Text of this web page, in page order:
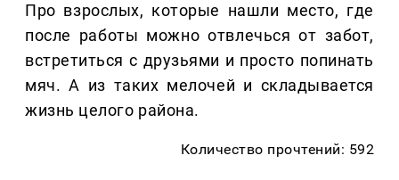
Про взрослых, которые нашли место, где
после работы можно отвлечься от забот,
встретиться с друзьями и просто попинать
мяч. А из таких мелочей и складывается
жизнь целого района.
Количество прочтений: 592